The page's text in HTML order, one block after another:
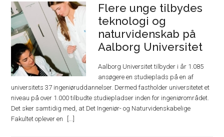
Flere unge tilbydes
teknologi og
naturvidenskab på
Aalborg Universitet
Aalborg Universitet tilbyder i år 1.085
ansøgere en studieplads på en af
universitets 37 ingeniøruddannelser. Dermed fastholder universitetet et
niveau på over 1.000 tilbudte studiepladser inden for ingeniørområdet.
Det sker samtidig med, at Det Ingeniør- og Naturvidenskabelige
Fakultet oplever en